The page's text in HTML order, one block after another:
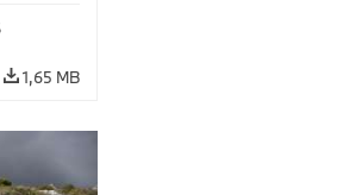
1,65 MB